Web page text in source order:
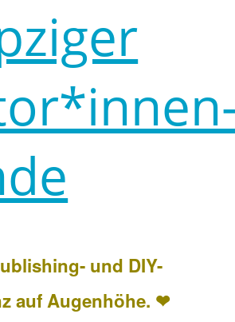
und DIY-
auf Augenhöhe. ❤